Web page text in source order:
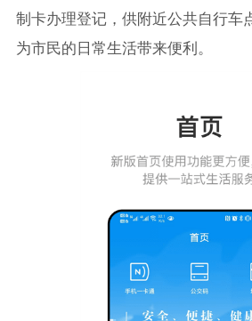
制卡办理登记，供附近公共自行车
为市民的日常生活带来便利。